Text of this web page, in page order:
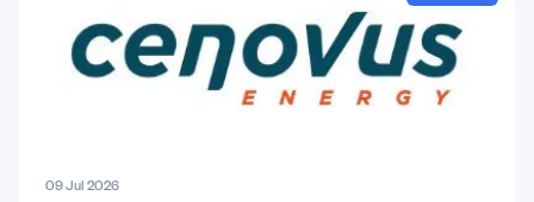
09 Jul 2026